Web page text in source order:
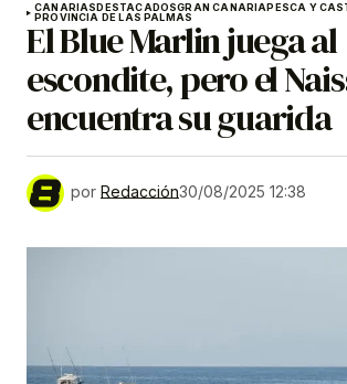
CANARIASDESTACADOSGRAN CANARIAPESCA Y
PROVINCIA DE LAS PALMAS
El Blue Marlin juega al
escondite, pero el
encuentra su guarida
por Redacción30/08/2025 12:38